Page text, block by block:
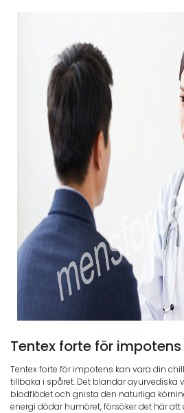
Tentex forte för impotens
Tentex forte för impotens kan vara din
tillbaka i spåret. Det blandar ayurvediska
blodflödet och gnista den naturliga
energi dödar humöret, försöker det här